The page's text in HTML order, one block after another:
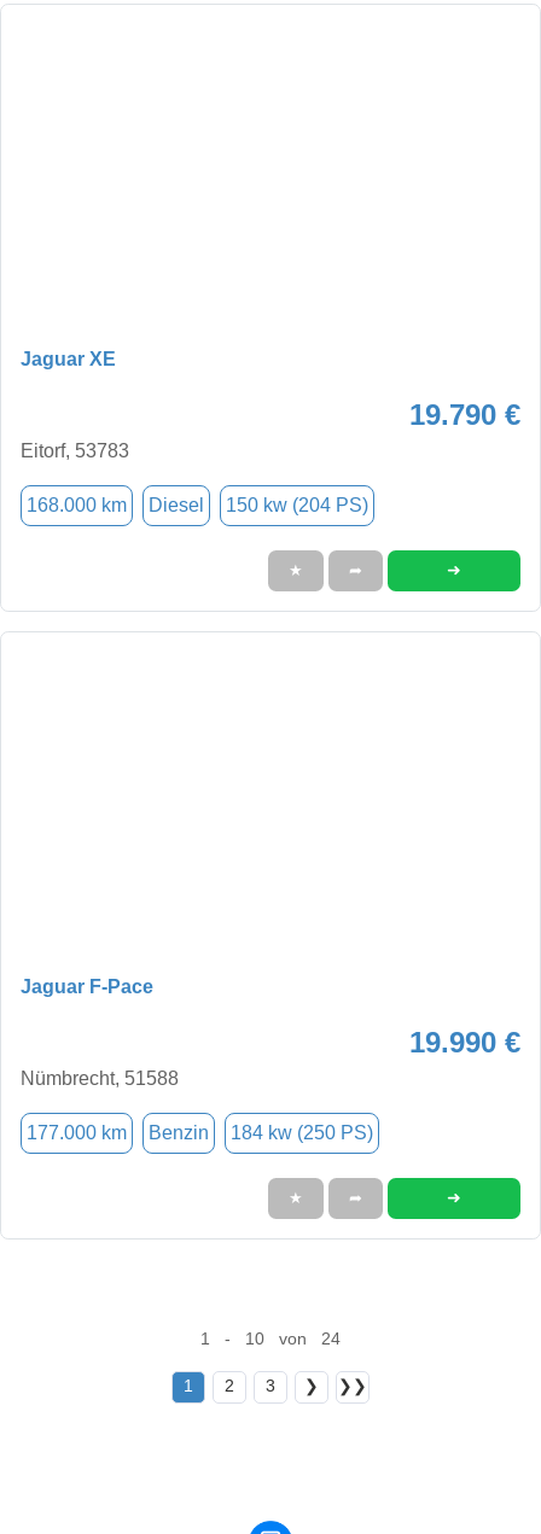
Jaguar XE
19.790 €
Eitorf, 53783
168.000 km Diesel 150 kw (204 PS)
★ ➦ ➜
Jaguar F-Pace
19.990 €
Nümbrecht, 51588
177.000 km Benzin 184 kw (250 PS)
★ ➦ ➜
1 - 10 von 24
1 2 3 ❯ ❯❯